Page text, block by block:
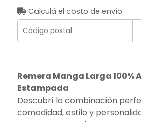
Calculá el costo de envío
Remera Manga Larga 100%
Estampada
Descubrí la combinación
comodidad, estilo y